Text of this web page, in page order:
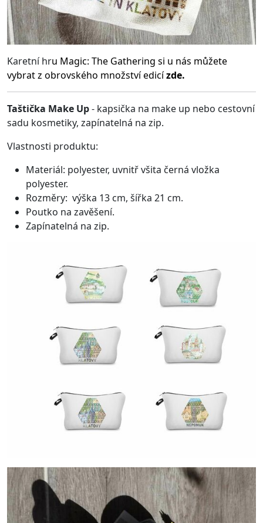
Karetní hru Magic: The Gathering si u nás můžete
vybrat z obrovského množství edicízde.
Taštička Make Up- kapsička na make up nebo cestovní
sadu kosmetiky, zapínatelná na zip.
Vlastnosti produktu:
Materiál: polyester, uvnitř všita černá vložka
polyester.
Rozměry: výška 13 cm, šířka 21 cm.
Poutko na zavěšení.
Zapínatelná na zip.